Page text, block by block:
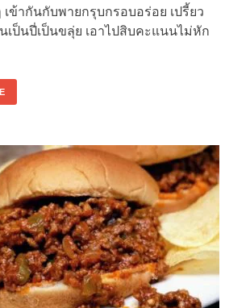
เข้ากันกับพายกรุบกรอบอร่อย เปรี้ยว
เป็นปี่เป็นขลุ่ย เอาไปสิบคะแนนไม่หัก